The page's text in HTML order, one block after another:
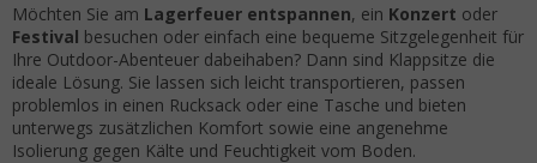
Möchten Sie am Lagerfeuer entspannen, ein Konzert oder
Festival besuchen oder einfach eine bequeme Sitzgelegenheit für
Ihre Outdoor-Abenteuer dabeihaben? Dann sind Klappsitze die
ideale Lösung. Sie lassen sich leicht transportieren, passen
problemlos in einen Rucksack oder eine Tasche und bieten
unterwegs zusätzlichen Komfort sowie eine angenehme
Isolierung gegen Kälte und Feuchtigkeit vom Boden.